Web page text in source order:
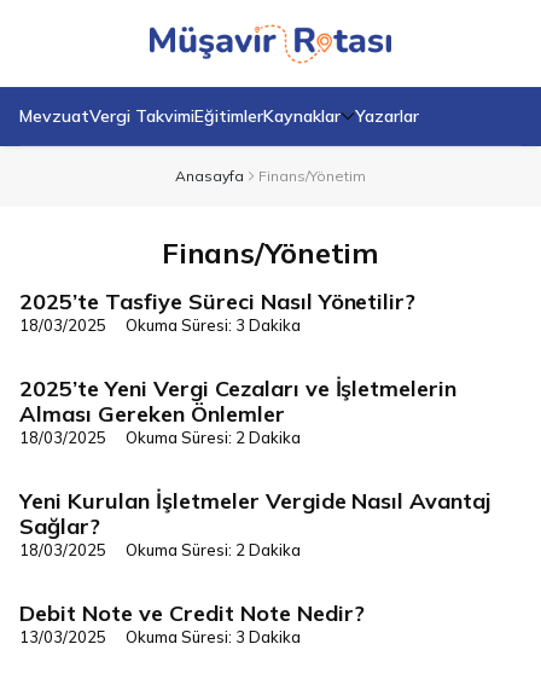
MevzuatVergi TakvimiEğitimlerKaynaklar Yazarlar
Anasayfa Finans/Yönetim
Finans/Yönetim
Finans/Yönetim
2025’te Tasfiye Süreci Nasıl Yönetilir?
18/03/2025 Okuma Süresi: 3 Dakika
Finans/Yönetim
2025’te Yeni Vergi Cezaları ve İşletmelerin
Alması Gereken Önlemler
18/03/2025 Okuma Süresi: 2 Dakika
Finans/Yönetim
Yeni Kurulan İşletmeler Vergide Nasıl Avantaj
Sağlar?
18/03/2025 Okuma Süresi: 2 Dakika
Finans/Yönetim
Debit Note ve Credit Note Nedir?
13/03/2025 Okuma Süresi: 3 Dakika